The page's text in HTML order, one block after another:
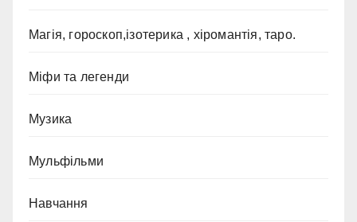
Магія, гороскоп,ізотерика , хіромантія, таро.
Міфи та легенди
Музика
Мульфільми
Навчання